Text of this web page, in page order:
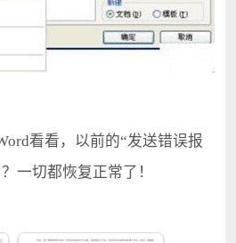
看看，以前的“发送错误报
一切都恢复正常了！